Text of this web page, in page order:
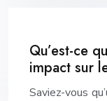
Qu’est-ce
impact sur
Saviez-vous